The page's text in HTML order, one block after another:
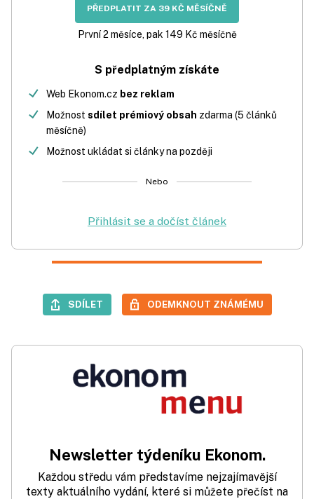
PŘEDPLATIT ZA 39 KČ MĚSÍČNĚ
První 2 měsíce, pak 149 Kč měsíčně
S předplatným získáte
Web Ekonom.cz bez reklam
Možnost sdílet prémiový obsah zdarma (5 článků
měsíčně)
Možnost ukládat si články na později
Nebo
Přihlásit se a dočíst článek
SDÍLET ODEMKNOUT ZNÁMÉMU
Newsletter týdeníku Ekonom.
Každou středu vám představíme nejzajímavější
texty aktuálního vydání, které si můžete přečíst na